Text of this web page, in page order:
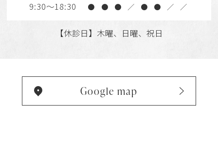
9:30～18:30 ● ● ● ／ ● ● ／ ／
【休診日】木曜、日曜、祝日
Google map